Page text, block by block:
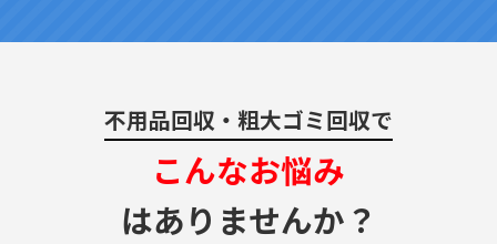
不用品回収・粗大ゴミ回収で
こんなお悩み
はありませんか？